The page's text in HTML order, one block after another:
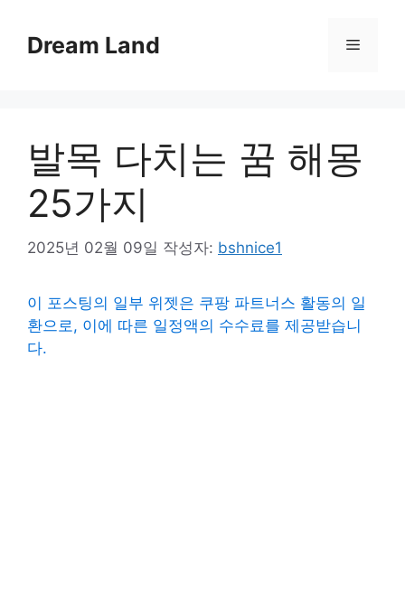
Dream Land 메
발목 다치는 꿈 해몽
25가지
2025년 02월 09일 작성자: bshnice1
이 포스팅의 일부 위젯은 쿠팡 파트너스 활동의 일
환으로, 이에 따른 일정액의 수수료를 제공받습니
다.